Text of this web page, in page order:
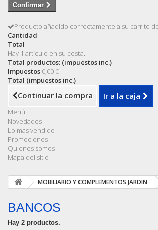
Confirmar
Producto añadido correctamente a su carrito
Cantidad
Total
Hay 1 artículo en su cesta.
Total productos: (impuestos inc.)
Impuestos 0,00 €
Total (impuestos inc.)
Continuar la compra Ir a la caja
Menú
Novedades
Lo mas vendido
Promociones
Quienes somos
Mapa del sitio
MOBILIARIO Y COMPLEMENTOS JARDIN
BANCOS
Hay 2 productos.